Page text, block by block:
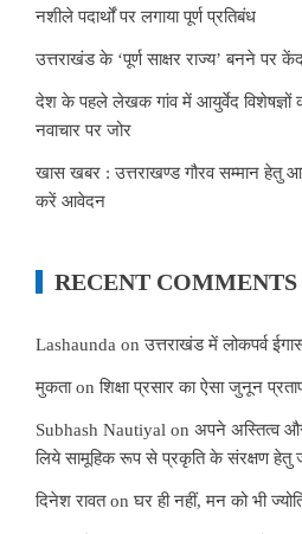
नशीले पदार्थों पर लगाया पूर्ण प्रतिबंध
उत्तराखंड के ‘पूर्ण साक्षर राज्य’ बनने पर
देश के पहले लेखक गांव में आयुर्वेद विशेषज्ञों
नवाचार पर जोर
खास खबर : उत्तराखण्ड गौरव सम्मान
करें आवेदन
RECENT COMMENTS
Lashaunda onउत्तराखंड में लोकपर्व
मुकताonशिक्षा प्रसार का ऐसा जुनून
Subhash Nautiyal on अपने अस्तित्व
लिये सामूहिक रूप से प्रकृति के संरक्षण हेतु
दिनेश रावतonघर ही नहीं, मन को भी